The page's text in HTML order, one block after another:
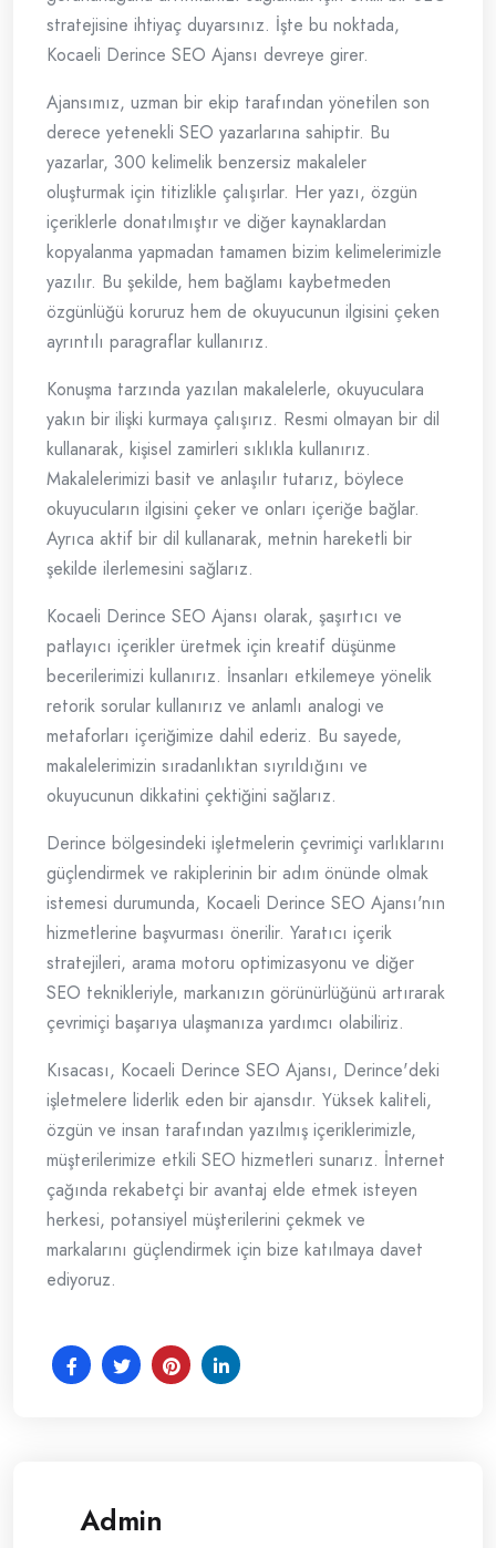
stratejisine ihtiyaç duyarsınız. İşte bu noktada,
Kocaeli Derince SEO Ajansı devreye girer.
Ajansımız, uzman bir ekip tarafından yönetilen son
derece yetenekli SEO yazarlarına sahiptir. Bu
yazarlar, 300 kelimelik benzersiz makaleler
oluşturmak için titizlikle çalışırlar. Her yazı, özgün
içeriklerle donatılmıştır ve diğer kaynaklardan
kopyalanma yapmadan tamamen bizim kelimelerimizle
yazılır. Bu şekilde, hem bağlamı kaybetmeden
özgünlüğü koruruz hem de okuyucunun ilgisini çeken
ayrıntılı paragraflar kullanırız.
Konuşma tarzında yazılan makalelerle, okuyuculara
yakın bir ilişki kurmaya çalışırız. Resmi olmayan bir dil
kullanarak, kişisel zamirleri sıklıkla kullanırız.
Makalelerimizi basit ve anlaşılır tutarız, böylece
okuyucuların ilgisini çeker ve onları içeriğe bağlar.
Ayrıca aktif bir dil kullanarak, metnin hareketli bir
şekilde ilerlemesini sağlarız.
Kocaeli Derince SEO Ajansı olarak, şaşırtıcı ve
patlayıcı içerikler üretmek için kreatif düşünme
becerilerimizi kullanırız. İnsanları etkilemeye yönelik
retorik sorular kullanırız ve anlamlı analogi ve
metaforları içeriğimize dahil ederiz. Bu sayede,
makalelerimizin sıradanlıktan sıyrıldığını ve
okuyucunun dikkatini çektiğini sağlarız.
Derince bölgesindeki işletmelerin çevrimiçi varlıklarını
güçlendirmek ve rakiplerinin bir adım önünde olmak
istemesi durumunda, Kocaeli Derince SEO Ajansı'nın
hizmetlerine başvurması önerilir. Yaratıcı içerik
stratejileri, arama motoru optimizasyonu ve diğer
SEO teknikleriyle, markanızın görünürlüğünü artırarak
çevrimiçi başarıya ulaşmanıza yardımcı olabiliriz.
Kısacası, Kocaeli Derince SEO Ajansı, Derince'deki
işletmelere liderlik eden bir ajansdır. Yüksek kaliteli,
özgün ve insan tarafından yazılmış içeriklerimizle,
müşterilerimize etkili SEO hizmetleri sunarız. İnternet
çağında rekabetçi bir avantaj elde etmek isteyen
herkesi, potansiyel müşterilerini çekmek ve
markalarını güçlendirmek için bize katılmaya davet
ediyoruz.
Admin